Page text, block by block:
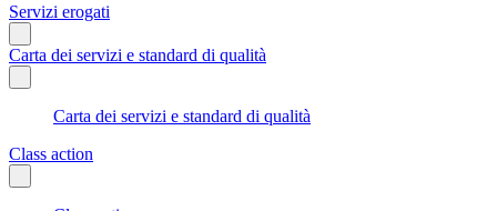
Servizi erogati
Carta dei servizi e standard di qualità
Carta dei servizi e standard di qualità
Class action